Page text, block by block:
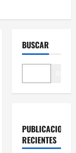
BUSCAR
PUBLICACIONES
RECIENTES